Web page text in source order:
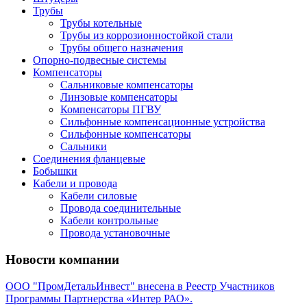
Трубы
Трубы котельные
Трубы из коррозионностойкой стали
Трубы общего назначения
Опорно-подвесные системы
Компенсаторы
Сальниковые компенсаторы
Линзовые компенсаторы
Компенсаторы ПГВУ
Сильфонные компенсационные устройства
Сильфонные компенсаторы
Сальники
Соединения фланцевые
Бобышки
Кабели и провода
Кабели силовые
Провода соединительные
Кабели контрольные
Провода установочные
Новости компании
ООО "ПромДетальИнвест" внесена в Реестр Участников
Программы Партнерства «Интер РАО».